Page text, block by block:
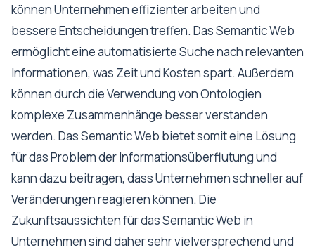
können Unternehmen effizienter arbeiten und
bessere Entscheidungen treffen. Das Semantic Web
ermöglicht eine automatisierte Suche nach relevanten
Informationen, was Zeit und Kosten spart. Außerdem
können durch die Verwendung von Ontologien
komplexe Zusammenhänge besser verstanden
werden. Das Semantic Web bietet somit eine Lösung
für das Problem der Informationsüberflutung und
kann dazu beitragen, dass Unternehmen schneller auf
Veränderungen reagieren können. Die
Zukunftsaussichten für das Semantic Web in
Unternehmen sind daher sehr vielversprechend und